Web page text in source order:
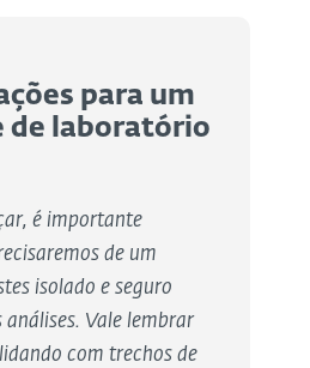
para um
de laboratório
é importante
de um
isolado e seguro
Vale lembrar
com trechos de